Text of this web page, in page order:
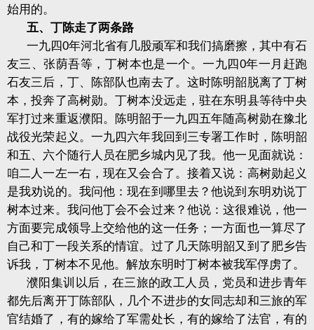
始用的。
五、丁陈走了两条路
一九四0年河北省有几股顽军和我们搞磨擦，其中有石
友三、张荫吾等，丁树本也是一个。一九四0年一月赶跑
石友三后，丁、陈部队也南去了。这时陈明韶脱离了丁树
本，投奔了高树勋。丁树本没远走，驻在东明县等待中央
军打过来重返濮阳。陈明韶于一九四五年随高树勋在豫北
战役光荣起义。一九四六年我回到三专署工作时，陈明韶
和五、六个随行人员在肥乡城内见了我。他一见面就说：
咱二人一左一右，现在又会合了。接着又说：高树勋起义
是我劝说的。我问他：现在到哪里去？他说到东明劝说丁
树本过来。我问他丁会不会过来？他说：这很难说，他一
方面要完成领导上交给他的这一任务；一方面也一算尽了
自己和丁一段关系的情谊。过了几天陈明韶又到了肥乡告
诉我，丁树本不见他。解放东明时丁树本被我军俘虏了。
濮阳集训以后，在三旅的政工人员，党员和进步青年
都先后离开丁陈部队，几个不进步的女同志却和三旅的军
官结婚了，有的嫁给了军需处长，有的嫁给了法官，有的